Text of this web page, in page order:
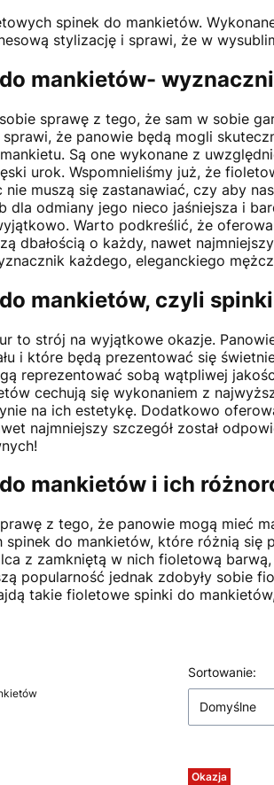
spinek do mankietów.
stylizację i sprawi, że w
mankietów-
sprawę z tego, że sam w sobie
że panowie będą mogli
Są one wykonane z
urok. Wspomnieliśmy już, że
nie muszą się zastanawiać, czy aby
dla odmiany jego nieco jaśniejsza i
Warto podkreślić, że
dbałością o każdy, nawet
każdego, eleganckiego
mankietów, czyli
to strój na wyjątkowe okazje.
i które będą prezentować się
reprezentować sobą wątpliwej
cechują się wykonaniem z
na ich estetykę. Dodatkowo
najmniejszy szczegół został
mankietów i ich
z tego, że panowie mogą mieć
do mankietów, które różnią się
z zamkniętą w nich fioletową
popularność jednak zdobyły
takie fioletowe spinki do
Lista
Sortowanie:
Domyślne
Okazja